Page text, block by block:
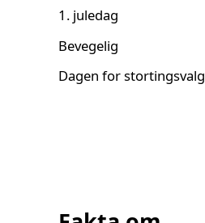
1. juledag
Bevegelig
Dagen for stortingsvalg